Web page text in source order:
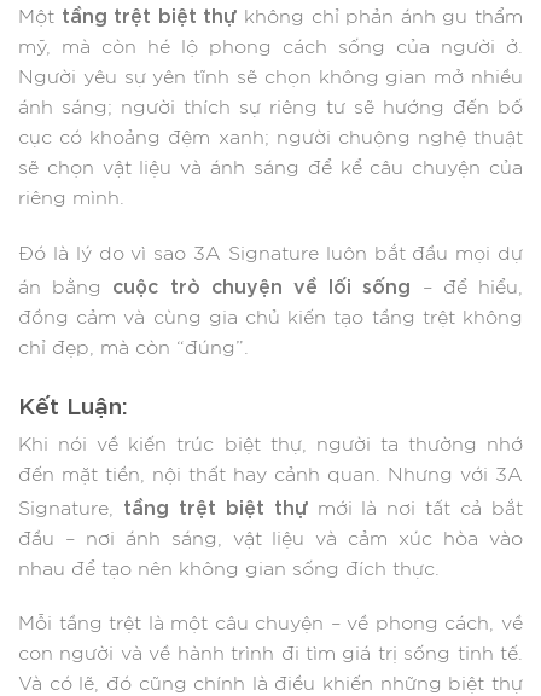
Một tầng trệt biệt thự không chỉ phản ánh gu thẩm
mỹ, mà còn hé lộ phong cách sống của người ở.
Người yêu sự yên tĩnh sẽ chọn không gian mở nhiều
ánh sáng; người thích sự riêng tư sẽ hướng đến bố
cục có khoảng đệm xanh; người chuộng nghệ thuật
sẽ chọn vật liệu và ánh sáng để kể câu chuyện của
riêng mình.
Đó là lý do vì sao 3A Signature luôn bắt đầu mọi dự
án bằng cuộc trò chuyện về lối sống – để hiểu,
đồng cảm và cùng gia chủ kiến tạo tầng trệt không
chỉ đẹp, mà còn “đúng”.
Kết Luận:
Khi nói về kiến trúc biệt thự, người ta thường nhớ
đến mặt tiền, nội thất hay cảnh quan. Nhưng với 3A
Signature, tầng trệt biệt thựmới là nơi tất cả bắt
đầu – nơi ánh sáng, vật liệu và cảm xúc hòa vào
nhau để tạo nên không gian sống đích thực.
Mỗi tầng trệt là một câu chuyện – về phong cách, về
con người và về hành trình đi tìm giá trị sống tinh tế.
Và có lẽ, đó cũng chính là điều khiến những biệt thự